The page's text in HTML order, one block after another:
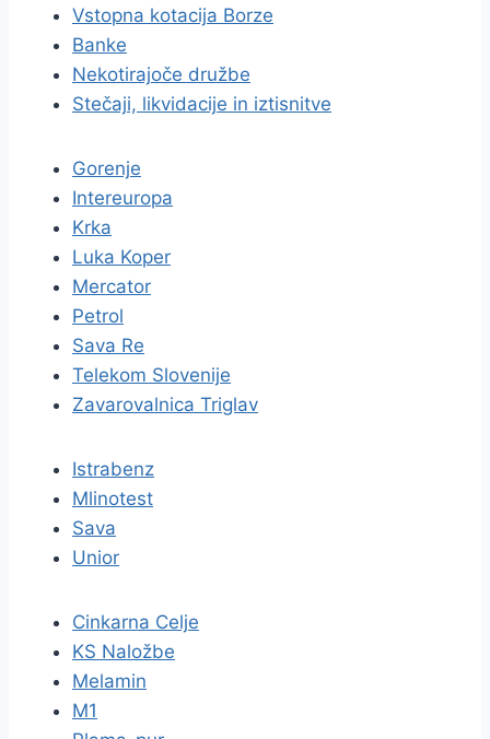
Vstopna kotacija Borze
Banke
Nekotirajoče družbe
Stečaji, likvidacije in iztisnitve
Gorenje
Intereuropa
Krka
Luka Koper
Mercator
Petrol
Sava Re
Telekom Slovenije
Zavarovalnica Triglav
Istrabenz
Mlinotest
Sava
Unior
Cinkarna Celje
KS Naložbe
Melamin
M1